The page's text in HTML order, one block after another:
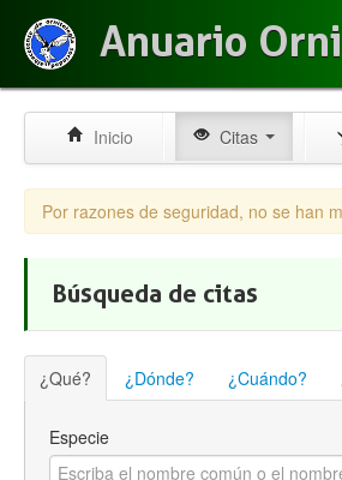
Anuario
Inicio Citas
Por razones de seguridad, no se han
Búsqueda de citas
¿Qué? ¿Dónde? ¿Cuándo?
Especie